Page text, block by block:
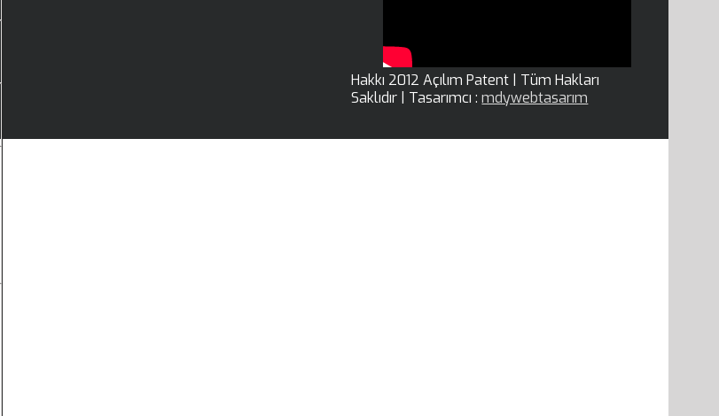
Hakkı 2012 Açılım Patent | Tüm Hakları
Saklıdır | Tasarımcı :mdywebtasarım